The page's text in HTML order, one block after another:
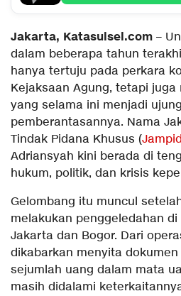
Jakarta, Katasulsel.com –
dalam beberapa tahun
hanya tertuju pada perkara
Kejaksaan Agung, tetapi
yang selama ini menjadi
pemberantasannya. Nama
Tindak Pidana Khusus (
Adriansyah kini berada di
hukum, politik, dan krisis
Gelombang itu muncul
melakukan penggeledahan
Jakarta dan Bogor. Dari
dikabarkan menyita
sejumlah uang dalam mata
masih didalami